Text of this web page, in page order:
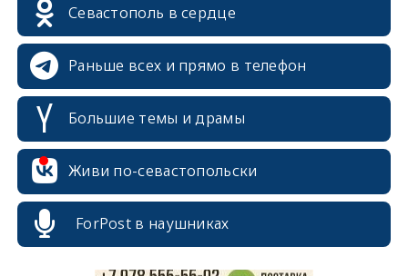
Севастополь в сердце
Раньше всех и прямо в телефон
Большие темы и драмы
Живи по-севастопольски
ForPost в наушниках
erid: 2SDnjcrDNw6
erid: 2SDnjdPjgYS